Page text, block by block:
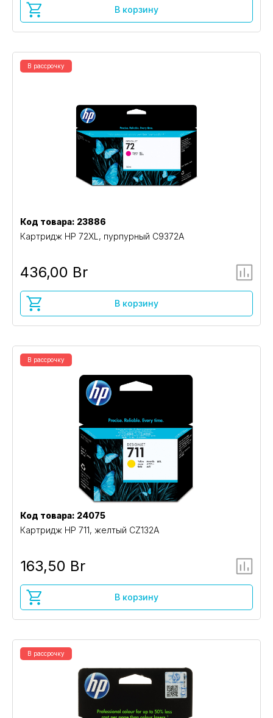
В корзину
В рассрочку
Код товара: 23886
Картридж HP 72XL, пурпурный C9372A
436,00 Br
В корзину
В рассрочку
Код товара: 24075
Картридж HP 711, желтый CZ132A
163,50 Br
В корзину
В рассрочку